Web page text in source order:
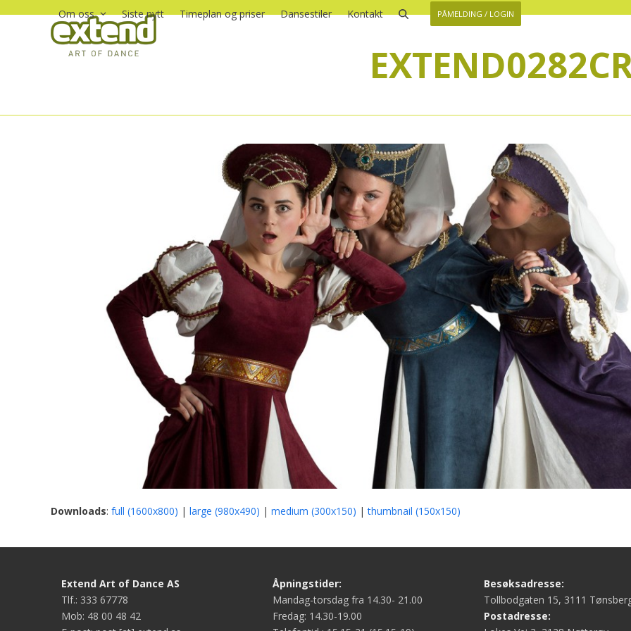
PÅMELDING / LOGIN
Om oss Siste nytt Timeplan og priser Dansestiler Kontakt
Downloads: full (1600x800) | large (980x490) | medium (300x150) |thumbnail (150x150)
Extend Art of Dance AS
Tlf.: 333 67778
Mob: 48 00 48 42
Åpningstider:
Mandag-torsdag fra 14.30- 21.00
Fredag: 14.30-19.00
Besøksadresse:
Tollbodgaten 15, 3111
Postadresse: